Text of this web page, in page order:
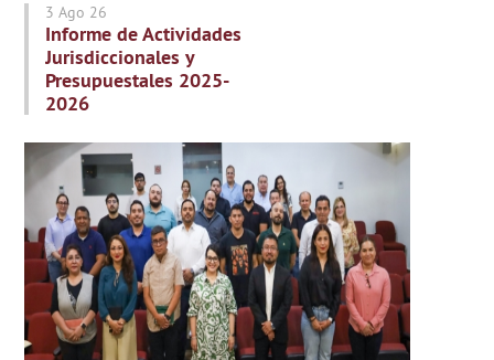
3 Ago 26
Informe de Actividades
Jurisdiccionales y
Presupuestales 2025-
2026